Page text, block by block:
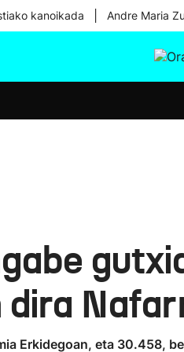
kanoikada Andre Maria
Erkidegoan, eta 30.458,